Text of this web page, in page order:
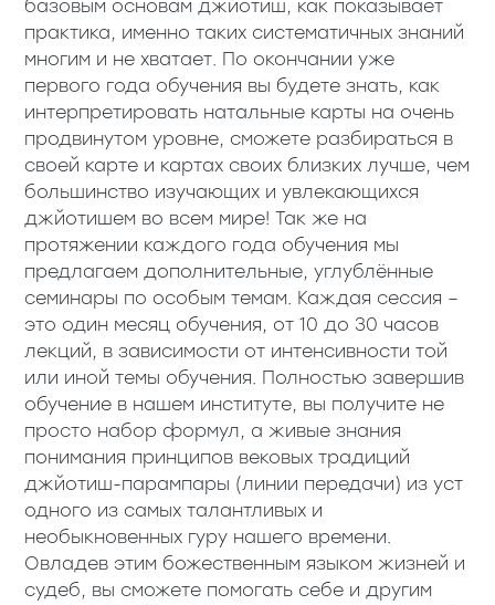
базовым основам джйотиш, как показывает
практика, именно таких систематичных знаний
многим и не хватает. По окончании уже
первого года обучения вы будете знать, как
интерпретировать натальные карты на очень
продвинутом уровне, сможете разбираться в
своей карте и картах своих близких лучше, чем
большинство изучающих и увлекающихся
джйотишем во всем мире! Так же на
протяжении каждого года обучения мы
предлагаем дополнительные, углублённые
семинары по особым темам. Каждая сессия –
это один месяц обучения, от 10 до 30 часов
лекций, в зависимости от интенсивности той
или иной темы обучения. Полностью завершив
обучение в нашем институте, вы получите не
просто набор формул, а живые знания
понимания принципов вековых традиций
джйотиш-парампары (линии передачи) из уст
одного из самых талантливых и
необыкновенных гуру нашего времени.
Овладев этим божественным языком жизней и
судеб, вы сможете помогать себе и другим